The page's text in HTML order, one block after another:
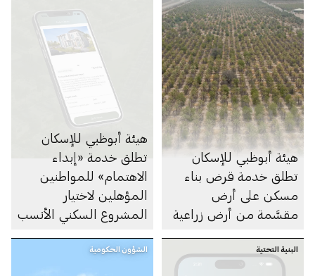
هيئة أبوظبي للإسكان
تطلق خدمة قرض بناء
مسكن على أرض
مقسَّمة من أرض زراعية
هيئة أبوظبي للإسكان
تطلق خدمة «إبداء
الاهتمام» للمواطنين
المؤهلين لاختيار
المشروع السكني الأنسب
البنية التحتية الشؤون الحكومية